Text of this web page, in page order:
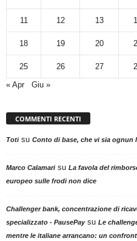
11 12 13
18 19 20
25 26 27
« Apr
Giu »
COMMENTI RECENTI
Totisu Conto di base, che vi sia ognun
Marco Calamarisu La favola del
europeo sulle frodi non dice
Challenger bank, concentrazione di
specializzato - PausePaysu Le
mentre le italiane arrancano: un